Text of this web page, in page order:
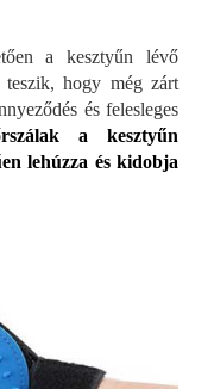
a kesztyűn lévő
teszik, hogy még zárt
és felesleges
a kesztyűn
lehúzza és kidobja